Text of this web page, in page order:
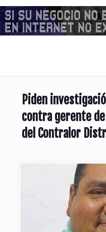
Piden
contra gerente
del Contralor